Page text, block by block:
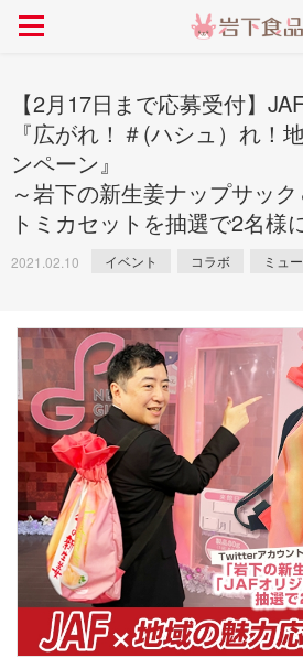
ごあいさつ
採用情報
> 新商品
> イベント
> コラボ
> 飲食店コラボ
> オンラインショップ
> メディア掲載
> その他
【7
ト「
2026
ジア
> 生姜
> らっきょう
> オリーブ
> らっきょうレシピ
> オリーブレシピ
> その他のレシピ
社長
豚バ
畑での取り組み
岩下の新生姜について
岩下の新生姜ミュージアム
岩下の新生姜万年筆インク 書く描くコンテ
スト
【2月17日まで応募受付】
『広がれ！＃(ハシュ）れ！
ンペーン』
～岩下の新生姜ナップサッ
トミカセットを抽選で2名様
2021.02.10 イベント コラボ ミュ